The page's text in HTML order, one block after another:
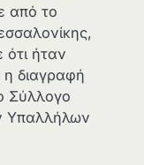
από το
ότι ήταν
διαγραφή
Σύλλογο
Υπαλλήλων